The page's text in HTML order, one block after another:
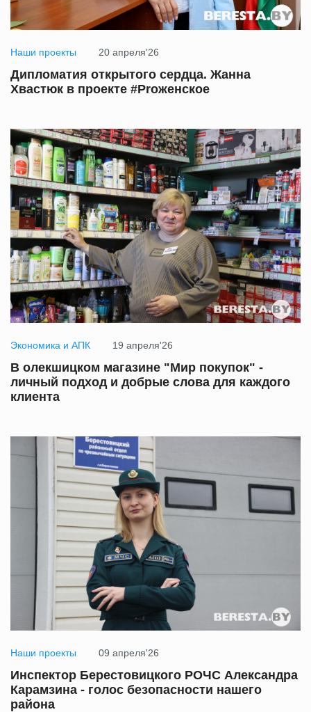
Наши проекты 20 апреля'26
Дипломатия открытого сердца. Жанна
Хвастюк в проекте #Proженское
Экономика и АПК 19 апреля'26
В олекшицком магазине "Мир покупок" -
личный подход и добрые слова для каждого
клиента
Наши проекты 09 апреля'26
Инспектор Берестовицкого РОЧС Александра
Карамзина - голос безопасности нашего
района